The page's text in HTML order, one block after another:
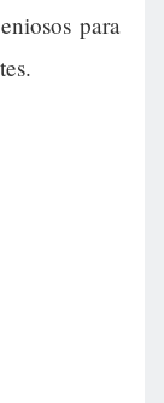
para